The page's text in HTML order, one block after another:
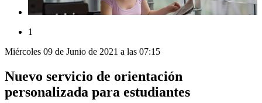
1
Miércoles 09 de Junio de 2021 a las 07:15
Nuevo servicio de orientación
personalizada para estudiantes